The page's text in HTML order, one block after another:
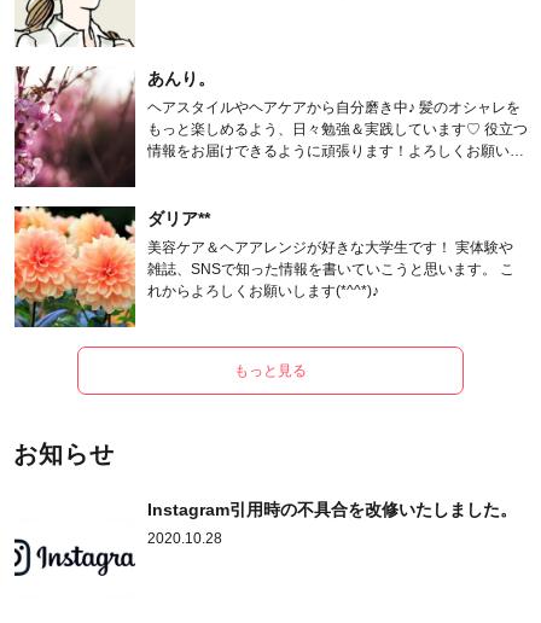
あんり。
ヘアスタイルやヘアケアから自分磨き中♪ 髪のオシャレを
もっと楽しめるよう、日々勉強＆実践しています♡ 役立つ
情報をお届けできるように頑張ります！よろしくお願いし
ダリア**
美容ケア＆ヘアアレンジが好きな大学生です！ 実体験や
雑誌、SNSで知った情報を書いていこうと思います。 こ
れからよろしくお願いします(*^^*)♪
もっと見る
お知らせ
Instagram引用時の不具合を改修いたしました。
2020.10.28